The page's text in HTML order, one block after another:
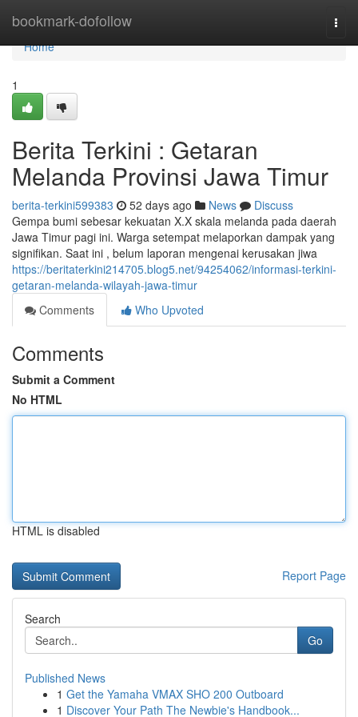
bookmark-dofollow
Home
Home
1
Berita Terkini : Getaran
Melanda Provinsi Jawa Timur
berita-terkini599383 52 days ago News
Discuss
Gempa bumi sebesar kekuatan X.X skala melanda pada daerah
Jawa Timur pagi ini. Warga setempat melaporkan dampak yang
signifikan. Saat ini , belum laporan mengenai kerusakan jiwa
https://beritaterkini214705.blog5.net/94254062/informasi-terkini-
getaran-melanda-wilayah-jawa-timur
Comments
Who Upvoted
Comments
Submit a Comment
No HTML
HTML is disabled
Report Page
Search
Go
Published News
1 Get the Yamaha VMAX SHO 200 Outboard
1 Discover Your Path The Newbie's Handbook...